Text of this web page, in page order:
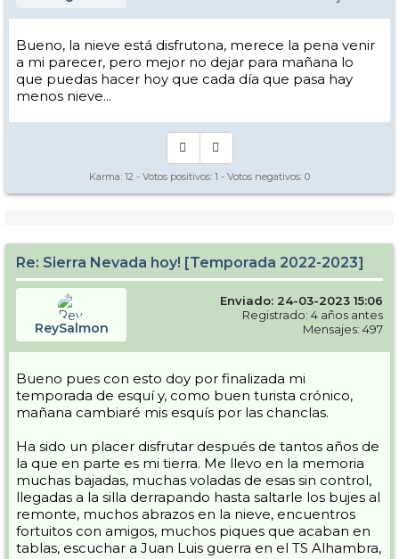
Bueno, la nieve está disfrutona, merece la pena venir
a mi parecer, pero mejor no dejar para mañana lo
que puedas hacer hoy que cada día que pasa hay
menos nieve...
Karma: 12 - Votos positivos: 1 - Votos negativos: 0
Re: Sierra Nevada hoy! [Temporada 2022-2023]
ReySalmon
Enviado: 24-03-2023 15:06
Registrado: 4 años antes
Mensajes: 497
Bueno pues con esto doy por finalizada mi
temporada de esquí y, como buen turista crónico,
mañana cambiaré mis esquís por las chanclas.
Ha sido un placer disfrutar después de tantos años de
la que en parte es mi tierra. Me llevo en la memoria
muchas bajadas, muchas voladas de esas sin control,
llegadas a la silla derrapando hasta saltarle los bujes al
remonte, muchos abrazos en la nieve, encuentros
fortuitos con amigos, muchos piques que acaban en
tablas, escuchar a Juan Luis guerra en el TS Alhambra,